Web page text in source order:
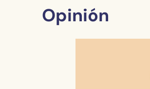
Opinión